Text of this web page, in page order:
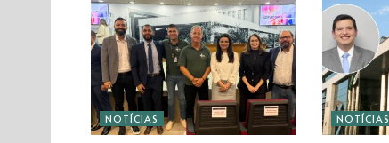
NOTÍCIAS NOTÍCIAS